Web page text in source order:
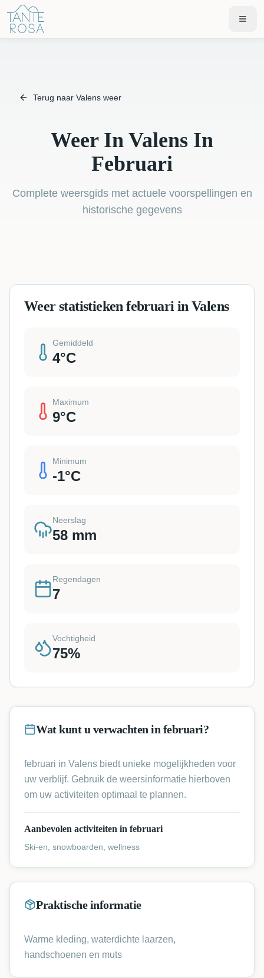
Terug naar Valens weer
Weer In Valens In
Februari
Complete weersgids met actuele voorspellingen en
historische gegevens
Weer statistieken februari in Valens
Gemiddeld
4°C
Maximum
9°C
Minimum
-1°C
Neerslag
58 mm
Regendagen
7
Vochtigheid
75%
Wat kunt u verwachten in februari?
februari in Valens biedt unieke mogelijkheden voor
uw verblijf. Gebruik de weersinformatie hierboven
om uw activiteiten optimaal te plannen.
Aanbevolen activiteiten in februari
Ski-en, snowboarden, wellness
Praktische informatie
Warme kleding, waterdichte laarzen,
handschoenen en muts